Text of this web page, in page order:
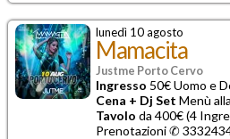
lunedì 10 agosto
Mamacita
Justme Porto Cervo
Ingresso 50€ Uomo e
Cena + Dj Set Menù
Tavolo da 400€ (4
Prenotazioni ✆